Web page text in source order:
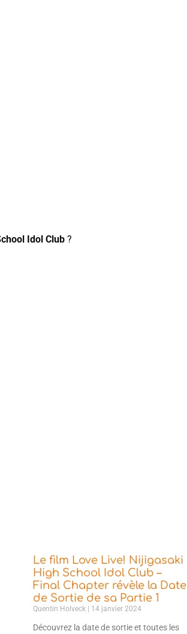
Idol Club ?
Le film Love Live! Nijigasaki
High School Idol Club –
Final Chapter révèle la Date
de Sortie de sa Partie 1
Quentin Holveck 14 janvier 2024
Découvrez la date de sortie et toutes les